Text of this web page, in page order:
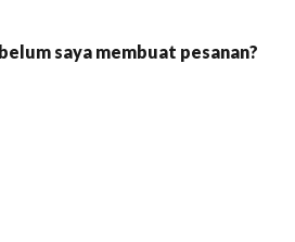
saya membuat pesanan?